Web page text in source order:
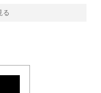
る